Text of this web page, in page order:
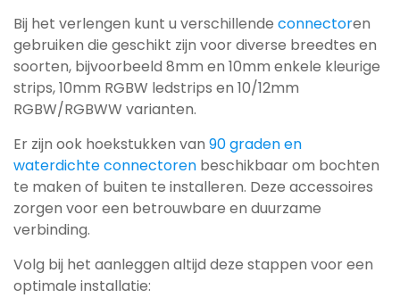
Bij het verlengen kunt u verschillende connectoren
gebruiken die geschikt zijn voor diverse breedtes en
soorten, bijvoorbeeld 8mm en 10mm enkele kleurige
strips, 10mm RGBW ledstrips en 10/12mm
RGBW/RGBWW varianten.
Er zijn ook hoekstukken van 90 graden en
waterdichte connectoren beschikbaar om bochten
te maken of buiten te installeren. Deze accessoires
zorgen voor een betrouwbare en duurzame
verbinding.
Volg bij het aanleggen altijd deze stappen voor een
optimale installatie: